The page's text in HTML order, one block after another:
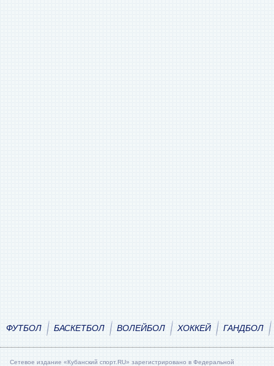
ФУТБОЛ БАСКЕТБОЛ ВОЛЕЙБОЛ ХОККЕЙ ГАНДБОЛ
Сетевое издание «Кубанский спорт.RU» зарегистрировано в Федеральной